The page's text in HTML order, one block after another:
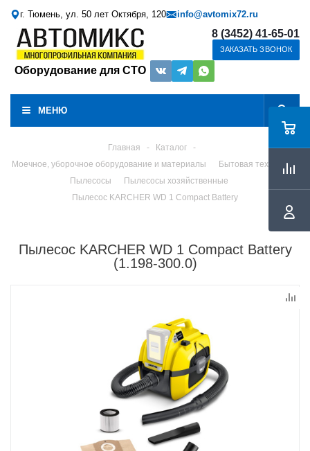
г. Тюмень, ул. 50 лет Октября, 120 info@avtomix72.ru
Оборудование для СТО
8 (3452) 41-65-01
ЗАКАЗАТЬ ЗВОНОК
МЕНЮ
Главная - Каталог
-
Моечное, уборочное оборудование и материалы
Бытовая техника
Пылесосы
Пылесосы хозяйственные
Пылесос KARCHER WD 1 Compact Battery
Пылесос KARCHER WD 1 Compact Battery
(1.198-300.0)